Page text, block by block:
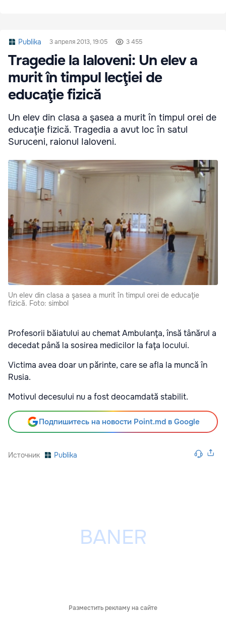
Publika 3 апреля 2013, 19:05 3 455
Tragedie la Ialoveni: Un elev a
murit în timpul lecţiei de
educaţie fizică
Un elev din clasa a şasea a murit în timpul orei de
educaţie fizică. Tragedia a avut loc în satul
Suruceni, raionul Ialoveni.
Un elev din clasa a şasea a murit în timpul orei de educaţie
fizică. Foto: simbol
Profesorii băiatului au chemat Ambulanţa, însă tânărul a
decedat până la sosirea medicilor la faţa locului.
Victima avea doar un părinte, care se afla la muncă în
Rusia.
Motivul decesului nu a fost deocamdată stabilit.
Подпишитесь на новости Point.md в Google
Источник Publika
Разместить рекламу на сайте